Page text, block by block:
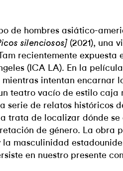
de hombres asiático-
silenciosos] (2021), una
recientemente expuesta
(ICA LA). En la
intentan encarnar
teatro vacío de estilo caja
serie de relatos históricos
trata de localizar dónde se
de género. La obra
masculinidad
en nuestro presente